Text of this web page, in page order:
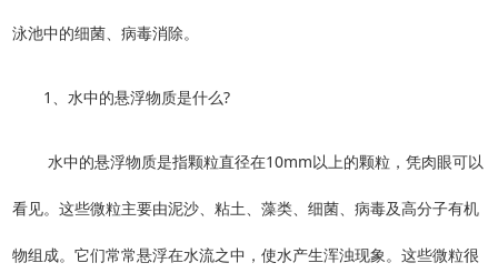
泳池中的细菌、病毒消除。
1、水中的悬浮物质是什么?
水中的悬浮物质是指颗粒直径在10mm以上的颗粒，凭肉眼可以
看见。这些微粒主要由泥沙、粘土、藻类、细菌、病毒及高分子有机
物组成。它们常常悬浮在水流之中，使水产生浑浊现象。这些微粒很